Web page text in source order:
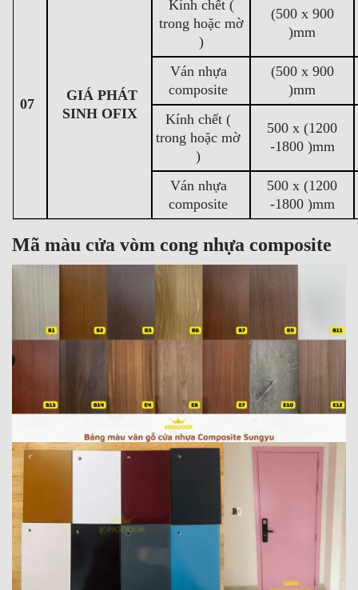
07
GIÁ PHÁT
SINH OFIX
Kính chết (
trong hoặc mờ
)
(500 x 900
)mm
Ván nhựa
composite
(500 x 900
)mm
Kính chết (
trong hoặc mờ
)
500 x (1200
-1800 )mm
Ván nhựa
composite
500 x (1200
-1800 )mm
Mã màu cửa vòm cong nhựa composite